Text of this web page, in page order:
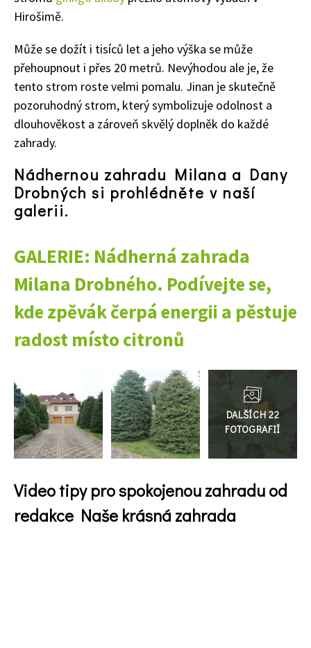
Hirošimě.
Může se dožít i tisíců let a jeho výška se může
přehoupnout i přes 20 metrů. Nevýhodou ale je, že
tento strom roste velmi pomalu. Jinan je skutečně
pozoruhodný strom, který symbolizuje odolnost a
dlouhověkost a zároveň skvělý doplněk do každé
zahrady.
Nádhernou zahradu Milana a Dany
Drobných si prohlédněte v naší
galerii.
GALERIE: Nádherná zahrada
Milana Drobného. Podívejte se,
kde zpěvák čerpá energii a pěstuje
radost místo citronů
do
galerie
Video tipy pro spokojenou zahradu od
redakce Naše krásná zahrada